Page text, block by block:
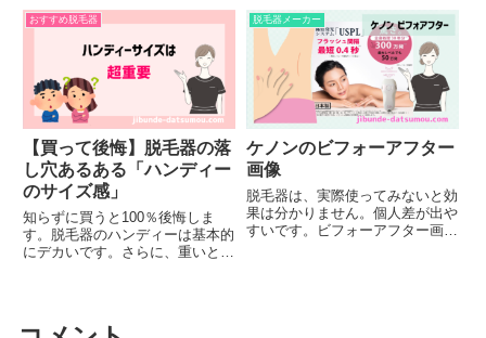
ーシン在庫は各店舗にお問い合わ
せください。セット内容購入後、
以下のものが送られてきます。
顔用アタッチメント から...
ので、も併せて参考にしてくださ
い。ヤーマンハイパーZEROの照
射パワーWランプでハイパワーヤ
ーマンレイボーテハイパーZE...
おすすめ脱毛器
【買って後悔】脱毛器の落
し穴あるある「ハンディー
のサイズ感」
知らずに買うと100％後悔しま
す。脱毛器のハンディーは基本的
にデカいです。さらに、重いとな
はないですが、見落としがちな部
脱毛器メーカー
ケノンのビフォーアフター
画像
脱毛器は、実際使ってみないと効
果は分かりません。個人差が出や
すいです。ビフォーアフター画像